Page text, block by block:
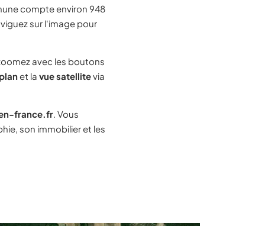
compte environ 948
sur l'image pour
avec les boutons
et la vue satellitevia
france.fr. Vous
son immobilier et les